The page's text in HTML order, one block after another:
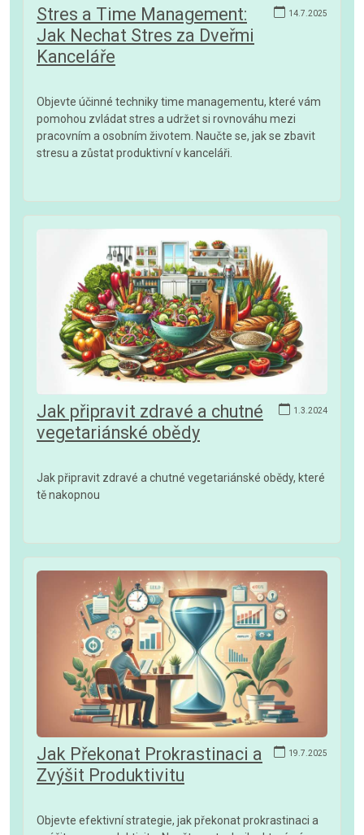
14.7.2025
Stres a Time Management:
Jak Nechat Stres za Dveřmi
Kanceláře
Objevte účinné techniky time managementu, které vám
pomohou zvládat stres a udržet si rovnováhu mezi
pracovním a osobním životem. Naučte se, jak se zbavit
stresu a zůstat produktivní v kanceláři.
1.3.2024
Jak připravit zdravé a chutné
vegetariánské obědy
Jak připravit zdravé a chutné vegetariánské obědy, které
tě nakopnou
19.7.2025
Jak Překonat Prokrastinaci a
Zvýšit Produktivitu
Objevte efektivní strategie, jak překonat prokrastinaci a